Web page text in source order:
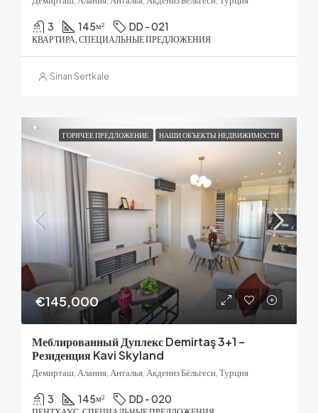
3 145м² DD - 021
КВАРТИРА, СПЕЦИАЛЬНЫЕ ПРЕДЛОЖЕНИЯ
Sinan Sertkale
ГОРЯЧЕЕ ПРЕДЛОЖЕНИЕ НАШИ ОБЪЕКТЫ НЕДВИЖИМОСТИ
€145,000
Меблированный Дуплекс Demirtaş 3+1 –
Резиденция Kavi Skyland
Демирташ, Алания, Анталья, Акдениз Бёльгеси, Турция
3 145м² DD - 020